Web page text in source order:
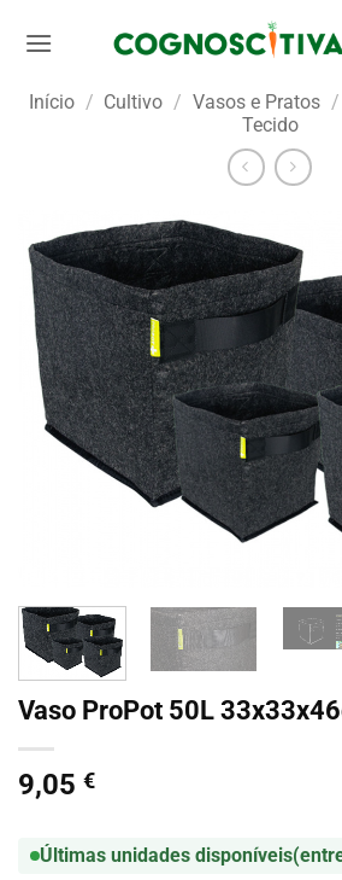
Início / Cultivo / Vasos e Pratos /
Tecido
Vaso ProPot 50L
9,05 €
Últimas unidades disponíveis